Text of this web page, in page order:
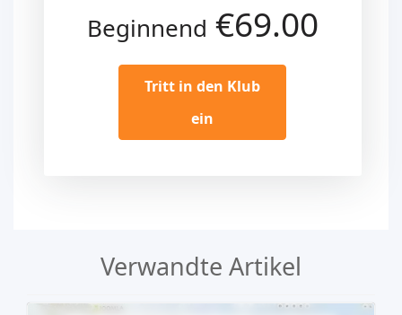
Beginnend €69.00
Tritt in den Klub
ein
Verwandte Artikel